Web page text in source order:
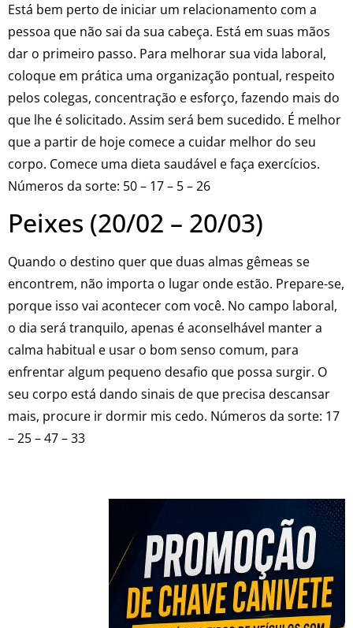
Está bem perto de iniciar um relacionamento com a
pessoa que não sai da sua cabeça. Está em suas mãos
dar o primeiro passo. Para melhorar sua vida laboral,
coloque em prática uma organização pontual, respeito
pelos colegas, concentração e esforço, fazendo mais do
que lhe é solicitado. Assim será bem sucedido. É melhor
que a partir de hoje comece a cuidar melhor do seu
corpo. Comece uma dieta saudável e faça exercícios.
Números da sorte: 50 – 17 – 5 – 26
Peixes (20/02 – 20/03)
Quando o destino quer que duas almas gêmeas se
encontrem, não importa o lugar onde estão. Prepare-se,
porque isso vai acontecer com você. No campo laboral,
o dia será tranquilo, apenas é aconselhável manter a
calma habitual e usar o bom senso comum, para
enfrentar algum pequeno desafio que possa surgir. O
seu corpo está dando sinais de que precisa descansar
mais, procure ir dormir mis cedo. Números da sorte: 17
– 25 – 47 – 33